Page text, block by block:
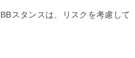
BBスタンスは、リスクを考慮して